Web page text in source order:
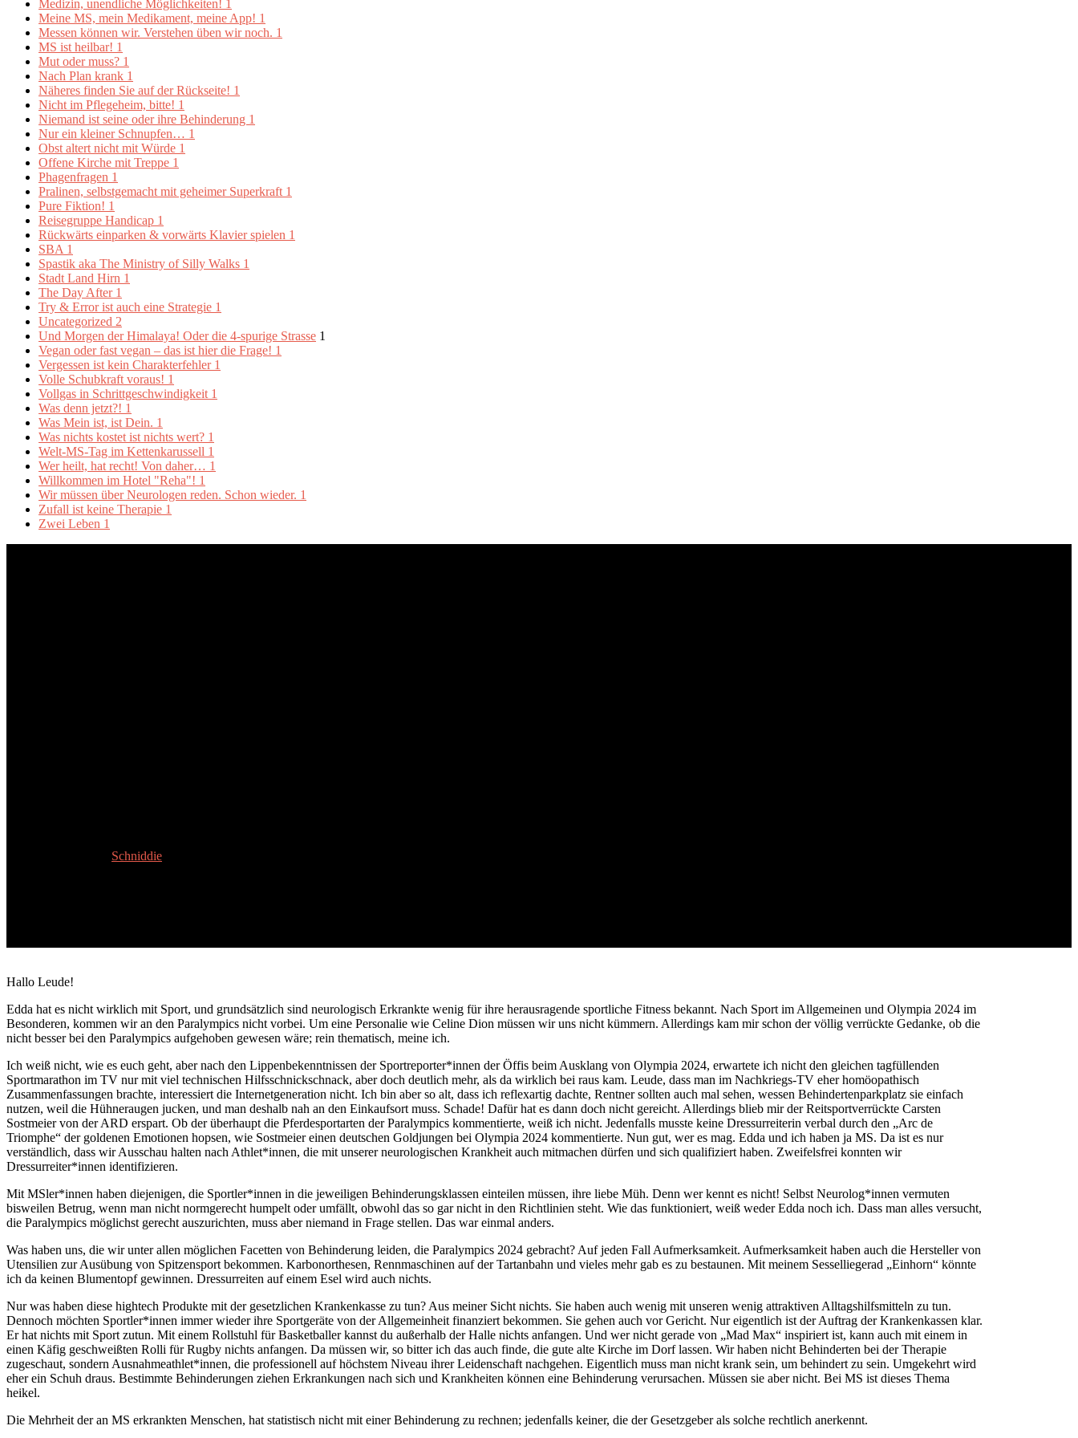
Medizin, unendliche Möglichkeiten! 1
Meine MS, mein Medikament, meine App! 1
Messen können wir. Verstehen üben wir noch. 1
MS ist heilbar! 1
Mut oder muss? 1
Nach Plan krank 1
Näheres finden Sie auf der Rückseite! 1
Nicht im Pflegeheim, bitte! 1
Niemand ist seine oder ihre Behinderung 1
Nur ein kleiner Schnupfen… 1
Obst altert nicht mit Würde 1
Offene Kirche mit Treppe 1
Phagenfragen 1
Pralinen, selbstgemacht mit geheimer Superkraft 1
Pure Fiktion! 1
Reisegruppe Handicap 1
Rückwärts einparken & vorwärts Klavier spielen 1
SBA 1
Spastik aka The Ministry of Silly Walks 1
Stadt Land Hirn 1
The Day After 1
Try & Error ist auch eine Strategie 1
Uncategorized 2
Und Morgen der Himalaya! Oder die 4-spurige Strasse 1
Vegan oder fast vegan – das ist hier die Frage! 1
Vergessen ist kein Charakterfehler 1
Volle Schubkraft voraus! 1
Vollgas in Schrittgeschwindigkeit 1
Was denn jetzt?! 1
Was Mein ist, ist Dein. 1
Was nichts kostet ist nichts wert? 1
Welt-MS-Tag im Kettenkarussell 1
Wer heilt, hat recht! Von daher… 1
Willkommen im Hotel "Reha"! 1
Wir müssen über Neurologen reden. Schon wieder. 1
Zufall ist keine Therapie 1
Zwei Leben 1
Schniddie
Hallo Leude!
Edda hat es nicht wirklich mit Sport, und grundsätzlich sind neurologisch Erkrankte wenig für ihre herausragende sportliche Fitness bekannt. Nach Sport im Allgemeinen und Olympia 2024 im
Besonderen, kommen wir an den Paralympics nicht vorbei. Um eine Personalie wie Celine Dion müssen wir uns nicht kümmern. Allerdings kam mir schon der völlig verrückte Gedanke, ob die
nicht besser bei den Paralympics aufgehoben gewesen wäre; rein thematisch, meine ich.
Ich weiß nicht, wie es euch geht, aber nach den Lippenbekenntnissen der Sportreporter*innen der Öffis beim Ausklang von Olympia 2024, erwartete ich nicht den gleichen tagfüllenden
Sportmarathon im TV nur mit viel technischen Hilfsschnickschnack, aber doch deutlich mehr, als da wirklich bei raus kam. Leude, dass man im Nachkriegs-TV eher homöopathisch
Zusammenfassungen brachte, interessiert die Internetgeneration nicht. Ich bin aber so alt, dass ich reflexartig dachte, Rentner sollten auch mal sehen, wessen Behindertenparkplatz sie einfach
nutzen, weil die Hühneraugen jucken, und man deshalb nah an den Einkaufsort muss. Schade! Dafür hat es dann doch nicht gereicht. Allerdings blieb mir der Reitsportverrückte Carsten
Sostmeier von der ARD erspart. Ob der überhaupt die Pferdesportarten der Paralympics kommentierte, weiß ich nicht. Jedenfalls musste keine Dressurreiterin verbal durch den „Arc de
Triomphe“ der goldenen Emotionen hopsen, wie Sostmeier einen deutschen Goldjungen bei Olympia 2024 kommentierte. Nun gut, wer es mag. Edda und ich haben ja MS. Da ist es nur
verständlich, dass wir Ausschau halten nach Athlet*innen, die mit unserer neurologischen Krankheit auch mitmachen dürfen und sich qualifiziert haben. Zweifelsfrei konnten wir
Dressurreiter*innen identifizieren.
Mit MSler*innen haben diejenigen, die Sportler*innen in die jeweiligen Behinderungsklassen einteilen müssen, ihre liebe Müh. Denn wer kennt es nicht! Selbst Neurolog*innen vermuten
bisweilen Betrug, wenn man nicht normgerecht humpelt oder umfällt, obwohl das so gar nicht in den Richtlinien steht. Wie das funktioniert, weiß weder Edda noch ich. Dass man alles versucht,
die Paralympics möglichst gerecht auszurichten, muss aber niemand in Frage stellen. Das war einmal anders.
Was haben uns, die wir unter allen möglichen Facetten von Behinderung leiden, die Paralympics 2024 gebracht? Auf jeden Fall Aufmerksamkeit. Aufmerksamkeit haben auch die Hersteller von
Utensilien zur Ausübung von Spitzensport bekommen. Karbonorthesen, Rennmaschinen auf der Tartanbahn und vieles mehr gab es zu bestaunen. Mit meinem Sesselliegerad „Einhorn“ könnte
ich da keinen Blumentopf gewinnen. Dressurreiten auf einem Esel wird auch nichts.
Nur was haben diese hightech Produkte mit der gesetzlichen Krankenkasse zu tun? Aus meiner Sicht nichts. Sie haben auch wenig mit unseren wenig attraktiven Alltagshilfsmitteln zu tun.
Dennoch möchten Sportler*innen immer wieder ihre Sportgeräte von der Allgemeinheit finanziert bekommen. Sie gehen auch vor Gericht. Nur eigentlich ist der Auftrag der Krankenkassen klar.
Er hat nichts mit Sport zutun. Mit einem Rollstuhl für Basketballer kannst du außerhalb der Halle nichts anfangen. Und wer nicht gerade von „Mad Max“ inspiriert ist, kann auch mit einem in
einen Käfig geschweißten Rolli für Rugby nichts anfangen. Da müssen wir, so bitter ich das auch finde, die gute alte Kirche im Dorf lassen. Wir haben nicht Behinderten bei der Therapie
zugeschaut, sondern Ausnahmeathlet*innen, die professionell auf höchstem Niveau ihrer Leidenschaft nachgehen. Eigentlich muss man nicht krank sein, um behindert zu sein. Umgekehrt wird
eher ein Schuh draus. Bestimmte Behinderungen ziehen Erkrankungen nach sich und Krankheiten können eine Behinderung verursachen. Müssen sie aber nicht. Bei MS ist dieses Thema
heikel.
Die Mehrheit der an MS erkrankten Menschen, hat statistisch nicht mit einer Behinderung zu rechnen; jedenfalls keiner, die der Gesetzgeber als solche rechtlich anerkennt.